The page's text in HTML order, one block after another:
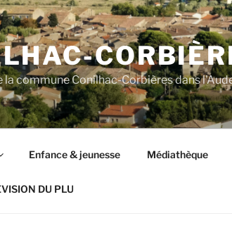
commune Conilhac-Corbières dans
Enfance & jeunesse Médiathèque
DU PLU